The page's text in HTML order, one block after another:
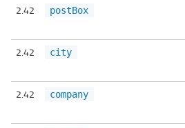
2.42 postBox
2.42 city
2.42 company